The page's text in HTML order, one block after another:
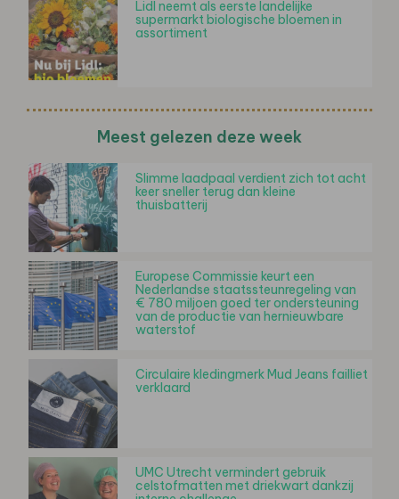
Lidl neemt als eerste landelijke
supermarkt biologische bloemen in
assortiment
Meest gelezen deze week
Slimme laadpaal verdient zich tot acht
keer sneller terug dan kleine
thuisbatterij
Europese Commissie keurt een
Nederlandse staatssteunregeling van
€ 780 miljoen goed ter ondersteuning
van de productie van hernieuwbare
waterstof
Circulaire kledingmerk Mud Jeans failliet
verklaard
UMC Utrecht vermindert gebruik
celstofmatten met driekwart dankzij